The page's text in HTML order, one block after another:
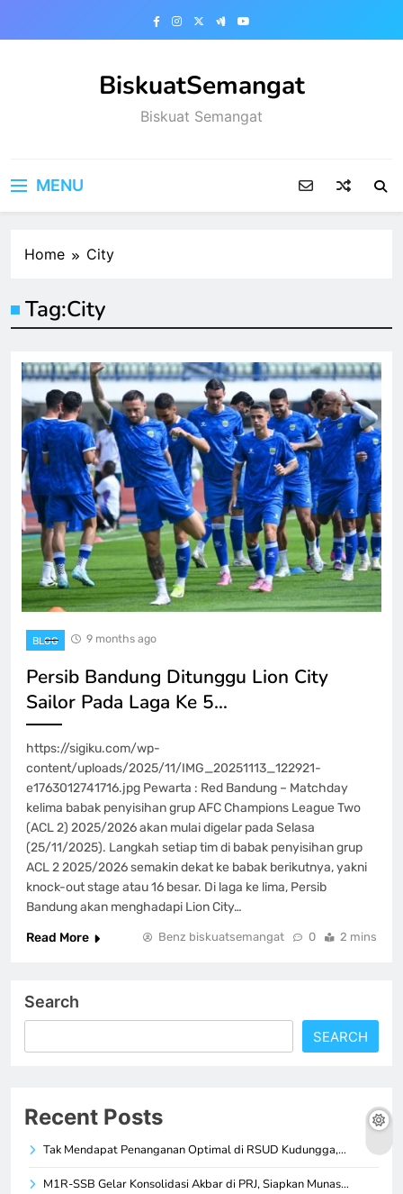
BiskuatSemangat
Biskuat Semangat
MENU
Home City
Tag:City
BLOG 9 months ago
Persib Bandung Ditunggu Lion City
Sailor Pada Laga Ke 5…
https://sigiku.com/wp-
content/uploads/2025/11/IMG_20251113_122921-
e1763012741716.jpg Pewarta : Red Bandung – Matchday
kelima babak penyisihan grup AFC Champions League Two
(ACL 2) 2025/2026 akan mulai digelar pada Selasa
(25/11/2025). Langkah setiap tim di babak penyisihan grup
ACL 2 2025/2026 semakin dekat ke babak berikutnya, yakni
knock-out stage atau 16 besar. Di laga ke lima, Persib
Bandung akan menghadapi Lion City…
Read More
Benz biskuatsemangat 0 2 mins
Search
SEARCH
Recent Posts
Tak Mendapat Penanganan Optimal di RSUD Kudungga,…
M1R-SSB Gelar Konsolidasi Akbar di PRJ, Siapkan Munas…